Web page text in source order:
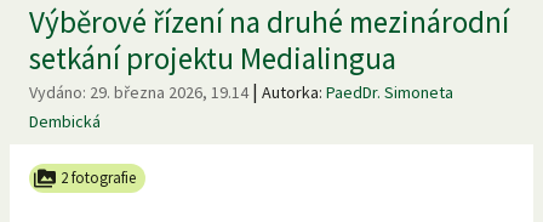
Výběrové řízení na druhé mezinárodní
setkání projektu Medialingua
Vydáno: 29. března 2026, 19.14| Autorka: PaedDr. Simoneta
Dembická
2 fotografie